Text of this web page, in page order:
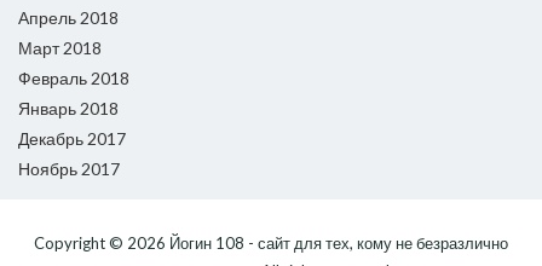
Апрель 2018
Март 2018
Февраль 2018
Январь 2018
Декабрь 2017
Ноябрь 2017
Copyright © 2026 Йогин 108 - сайт для тех, кому не безразлично